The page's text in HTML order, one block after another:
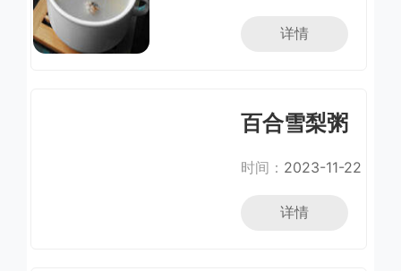
详情
百合雪梨粥
时间： 2023-11-22
详情